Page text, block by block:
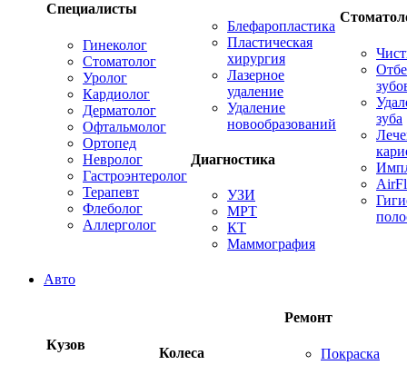
Специалисты
Гинеколог
Стоматолог
Уролог
Кардиолог
Дерматолог
Офтальмолог
Ортопед
Невролог
Гастроэнтеролог
Терапевт
Флеболог
Аллерголог
Блефаропластика
Пластическая
хирургия
Лазерное
удаление
Удаление
новообразований
Диагностика
УЗИ
МРТ
КТ
Маммография
зуба
Авто
Кузов
Колеса
Ремонт
Покраска